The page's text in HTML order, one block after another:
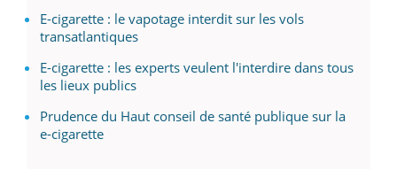
E-cigarette : le vapotage interdit sur les vols
transatlantiques
E-cigarette : les experts veulent l'interdire dans tous
les lieux publics
Prudence du Haut conseil de santé publique sur la
e-cigarette